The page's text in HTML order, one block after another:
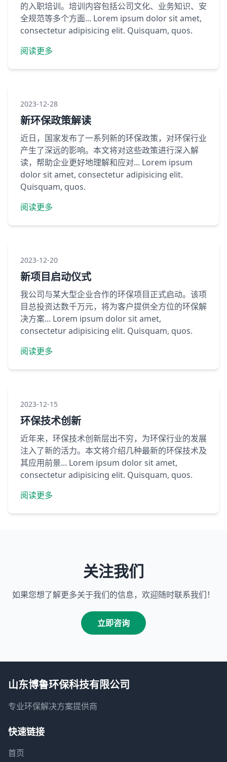
的入职培训。培训内容包括公司文化、业务知识、安
全规范等多个方面... Lorem ipsum dolor sit amet,
consectetur adipisicing elit. Quisquam, quos.
阅读更多
2023-12-28
新环保政策解读
近日，国家发布了一系列新的环保政策，对环保行业
产生了深远的影响。本文将对这些政策进行深入解
读，帮助企业更好地理解和应对... Lorem ipsum
dolor sit amet, consectetur adipisicing elit.
Quisquam, quos.
阅读更多
2023-12-20
新项目启动仪式
我公司与某大型企业合作的环保项目正式启动。该项
目总投资达数千万元，将为客户提供全方位的环保解
决方案... Lorem ipsum dolor sit amet,
consectetur adipisicing elit. Quisquam, quos.
阅读更多
2023-12-15
环保技术创新
近年来，环保技术创新层出不穷，为环保行业的发展
注入了新的活力。本文将介绍几种最新的环保技术及
其应用前景... Lorem ipsum dolor sit amet,
consectetur adipisicing elit. Quisquam, quos.
阅读更多
关注我们
如果您想了解更多关于我们的信息，欢迎随时联系我们！
立即咨询
山东博鲁环保科技有限公司
专业环保解决方案提供商
快速链接
首页